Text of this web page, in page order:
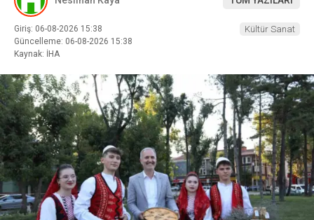
Giriş: 06-08-2026 15:38
Güncelleme: 06-08-2026 15:38
Kaynak: İHA
Kültür Sanat